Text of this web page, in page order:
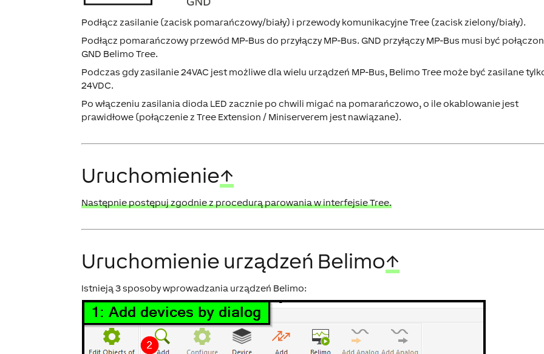
Podłącz zasilanie (zacisk pomarańczowy/biały) i przewody komunikacyjne Tree (zacisk zielony/biały).
Podłącz pomarańczowy przewód MP-Bus do przyłączy MP-Bus. GND przyłączy MP-Bus musi być
GND Belimo Tree.
Podczas gdy zasilanie 24VAC jest możliwe dla wielu urządzeń MP-Bus, Belimo Tree może być zasilane
24VDC.
Po włączeniu zasilania dioda LED zacznie po chwili migać na pomarańczowo, o ile okablowanie jest
prawidłowe (połączenie z Tree Extension / Miniserverem jest nawiązane).
Uruchomienie↑
Następnie postępuj zgodnie z procedurą parowania w interfejsie Tree.
Uruchomienie urządzeń Belimo↑
Istnieją 3 sposoby wprowadzania urządzeń Belimo: